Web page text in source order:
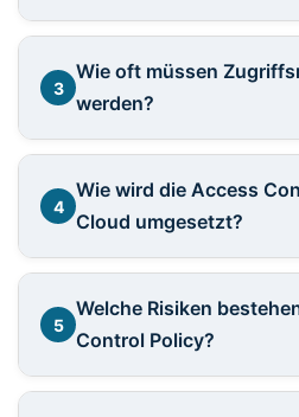
3
Wie oft müssen
werden?
4
Wie wird die Access
Cloud umgesetzt?
5
Welche Risiken
Control Policy?